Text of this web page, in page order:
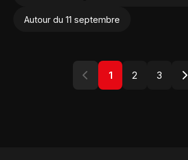
Autour du 11 septembre
1 2 3